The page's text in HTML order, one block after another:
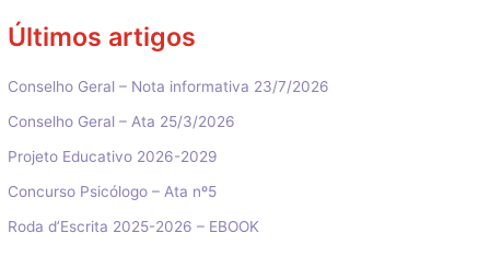
Últimos artigos
Conselho Geral – Nota informativa 23/7/2026
Conselho Geral – Ata 25/3/2026
Projeto Educativo 2026-2029
Concurso Psicólogo – Ata nº5
Roda d’Escrita 2025-2026 – EBOOK